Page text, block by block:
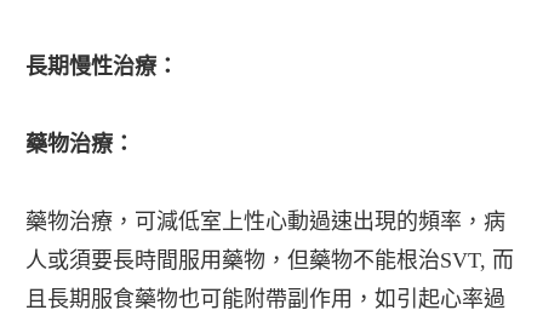
長期慢性治療：
藥物治療：
藥物治療，可減低室上性心動過速出現的頻率，病
人或須要長時間服用藥物，但藥物不能根治SVT, 而
且長期服食藥物也可能附帶副作用，如引起心率過